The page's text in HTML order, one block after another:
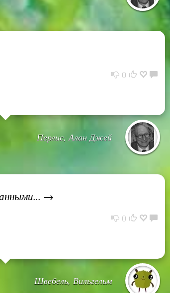
0
Перлис, Алан Джей
→
0
Швебель, Вильгельм